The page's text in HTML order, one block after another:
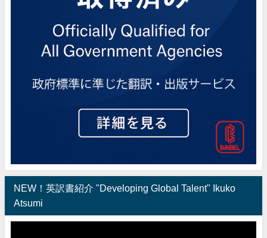
NEW！英訳書紹介 "Developing Global Talent" Ikuko
Atsumi